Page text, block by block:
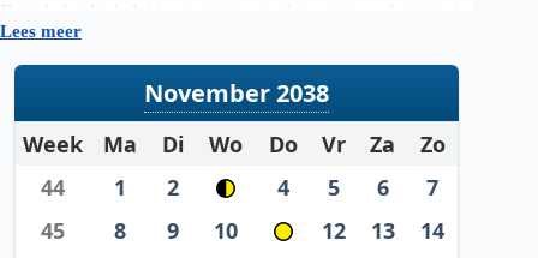
Deze kalender helpt je om precies te zien wanneer de maan in
welke fase staat, handig voor iedereen die geïnteresseerd is in
weten wanneer de volgende volle maan zichtbaar is.
De gegevens worden automatisch bijgewerkt en zijn
gebaseerd op betrouwbare astronomische berekeningen. Zo
maand.
Lees meer
November 2038
Week Ma Di Wo Do Vr Za
Zo
44
1 2 4 5 6
7
45
8 9 10 12 13
14